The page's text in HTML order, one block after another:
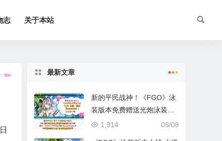
志 关于本站
最新文章
新的平民战神！《FGO》泳
装版本免费赠送光炮泳装呼
延灼解析
08/08
1,914